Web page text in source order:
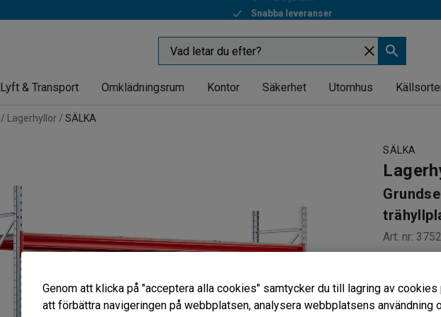
Snabba leveranser
Lyft & Transport Omklädningsrum Kontor Säkerhet Utomhus
Lagerhyllor SÄLKA
SÄLKA
Art. nr:
Hyllplan
Genom att klicka på "acceptera alla cookies" samtycker du till lagring av
att förbättra navigeringen på webbplatsen, analysera webbplatsens användning